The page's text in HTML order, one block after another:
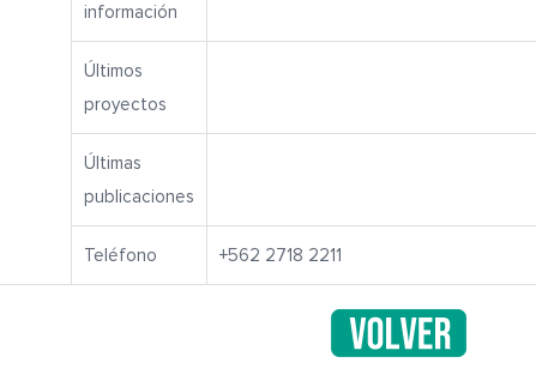
información
Últimos
proyectos
Últimas
publicaciones
Teléfono +562 2718 2211